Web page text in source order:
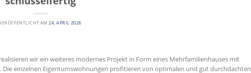
AM24. APRIL 2026
wir ein weiteres modernes Projekt in Form eines Mehrfamilienhauses mit
einzelnen Eigentumswohnungen profitieren von optimalen und gut durchdachten